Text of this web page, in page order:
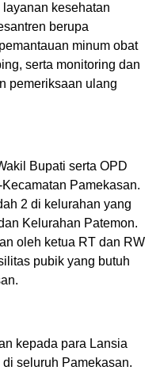
kesehatan
berupa
minum obat
serta monitoring dan
pemeriksaan ulang
Bupati serta OPD
Pamekasan.
2 di kelurahan yang
Kelurahan Patemon.
oleh ketua RT dan RW
pubik yang butuh
kepada para Lansia
seluruh Pamekasan.